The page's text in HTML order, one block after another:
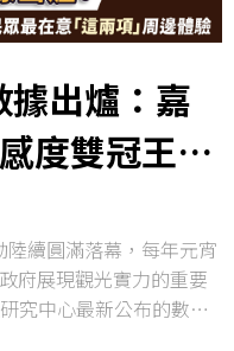
出爐：嘉
度雙冠王，
」周邊體驗
續圓滿落幕，每年元宵
府展現觀光實力的重要
究中心最新公布的數據